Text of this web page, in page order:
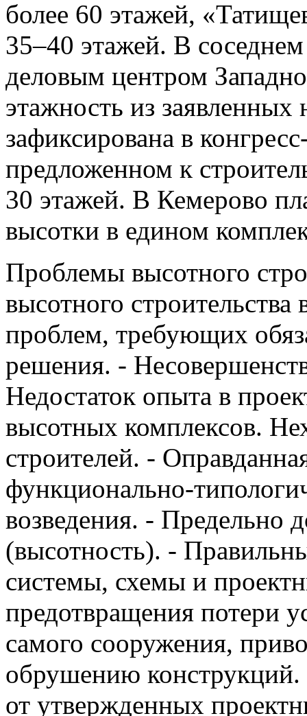
более 60 этажей,
35–40 этажей. В
деловым центром
этажность из
зафиксирована в
предложенном к
30 этажей. В Кемерово
высотки в едином
Проблемы высотного
высотного
проблем, требующих
решения. -
Недостаток опыта в
высотных комплексов.
строителей. -
функционально-
возведения. - Предельно
(высотность). -
системы, схемы и
предотвращения потери
самого сооружения,
обрушению конструкций.
от утвержденных